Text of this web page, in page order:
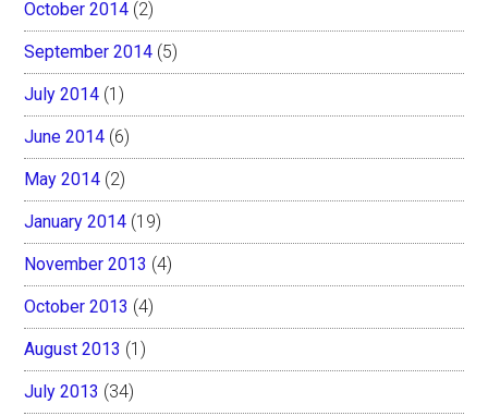
October 2014 (2)
September 2014 (5)
July 2014 (1)
June 2014 (6)
May 2014 (2)
January 2014 (19)
November 2013 (4)
October 2013 (4)
August 2013 (1)
July 2013 (34)